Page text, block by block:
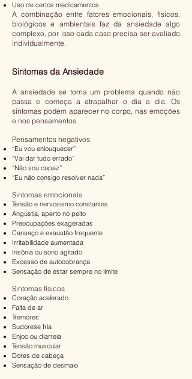
Uso de certos medicamentos
A combinação entre fatores emocionais, físicos,
biológicos e ambientais faz da ansiedade algo
complexo, por isso cada caso precisa ser avaliado
individualmente.
Sintomas da Ansiedade
A ansiedade se torna um problema quando não
passa e começa a atrapalhar o dia a dia. Os
sintomas podem aparecer no corpo, nas emoções
e nos pensamentos.
Pensamentos negativos
“Eu vou enlouquecer”
“Vai dar tudo errado”
“Não sou capaz”
“Eu não consigo resolver nada”
Sintomas emocionais
Tensão e nervosismo constantes
Angústia, aperto no peito
Preocupações exageradas
Cansaço e exaustão frequente
Irritabilidade aumentada
Insônia ou sono agitado
Excesso de autocobrança
Sensação de estar sempre no limite
Sintomas físicos
Coração acelerado
Falta de ar
Tremores
Sudorese fria
Enjoo ou diarreia
Tensão muscular
Dores de cabeça
Sensação de desmaio